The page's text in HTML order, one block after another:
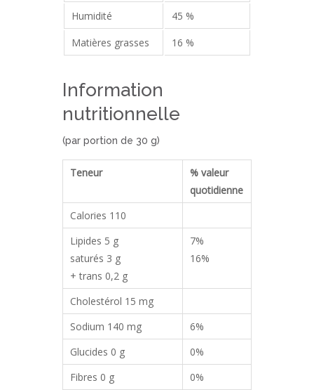
Humidité
45 %
Matières grasses
16 %
Information
nutritionnelle
(par portion de 30 g)
Teneur
% valeur
quotidienne
Calories 110
Lipides 5 g
saturés 3 g
+ trans 0,2 g
7%
16%
Cholestérol 15 mg
Sodium 140 mg
6%
Glucides 0 g
0%
Fibres 0 g
0%